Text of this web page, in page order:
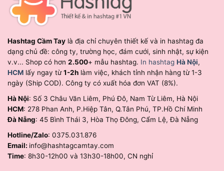
Hashtag Cầm Tay là địa chỉ chuyên thiết kế và in hashtag đa
dạng chủ đề: công ty, trường học, đám cưới, sinh nhật, sự kiện
v.v... Shop có hơn 2.500+ mẫu hashtag. In hashtag Hà Nội,
HCM lấy ngay từ1-2h làm việc, khách tỉnh nhận hàng từ 1-3
ngày (Ship COD). Công ty có xuất hóa đơn VAT (8%).
Hà Nội: Số 3 Châu Văn Liêm, Phú Đô, Nam Từ Liêm, Hà Nội
HCM: 278 Phan Anh, P.Hiệp Tân, Q.Tân Phú, TP.Hồ Chí Minh
Đà Nẵng: 45 Bình Thái 3, Hòa Thọ Đông, Cẩm Lệ, Đà Nẵng
Hotline/Zalo: 0375.031.876
Email: info@hashtagcamtay.com
Time: 8h30-12h00 và 13h30-18h00, CN nghỉ